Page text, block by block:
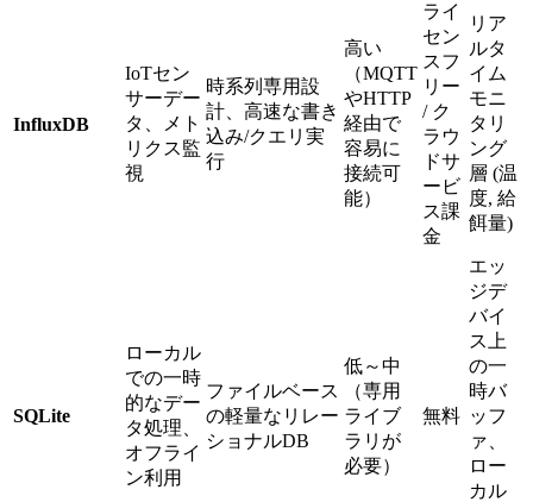
InfluxDB
IoTセン
サーデー
タ、メト
リクス監
視
時系列専用設
計、高速な書き
込み/クエリ実
行
高い
（MQTT
やHTTP
経由で
容易に
接続可
能）
ライ
セン
スフ
リー
/ ク
ラウ
ドサ
ービ
ス課
金
リア
ルタ
イム
モニ
タリ
ング
層 (温
度, 給
餌量)
SQLite
ローカル
での一時
的なデー
タ処理、
オフライ
ン利用
ファイルベース
の軽量なリレー
ショナルDB
低～中
（専用
ライブ
ラリが
必要）
無料
エッ
ジデ
バイ
ス上
の一
時バ
ッフ
ァ、
ロー
カル